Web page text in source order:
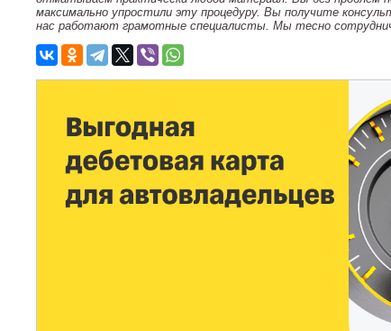
максимально упростили эту процедуру. Вы получите
нас работают грамотные специалисты. Мы тесно